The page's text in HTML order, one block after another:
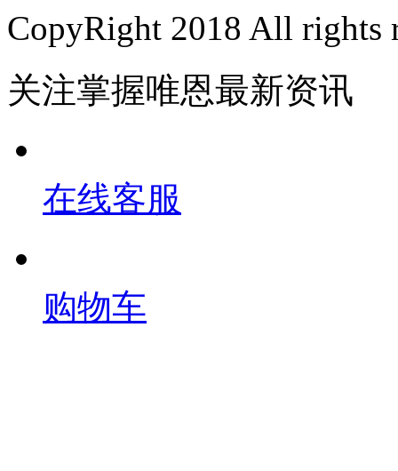
CopyRight 2018 All rights
关注掌握唯恩最新资讯
在线客服
购物车